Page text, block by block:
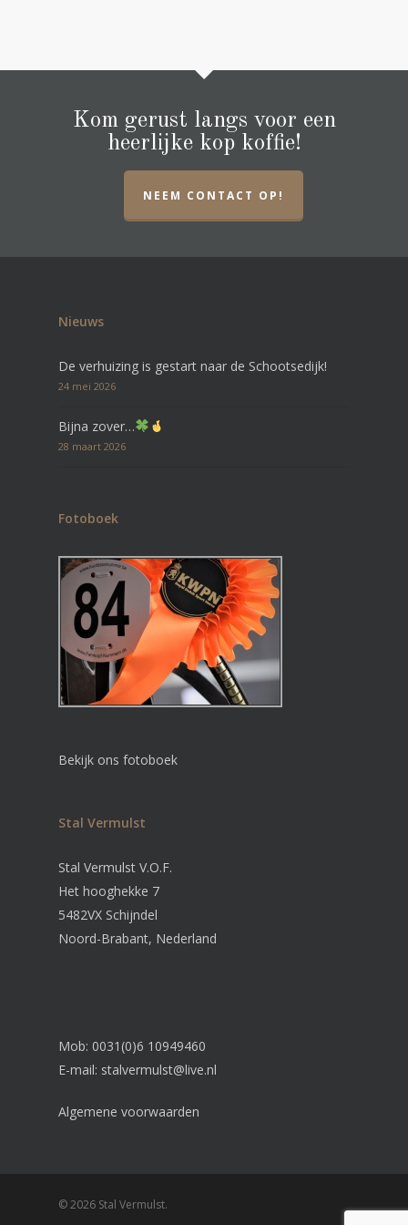
Kom gerust langs voor een
heerlijke kop koffie!
NEEM CONTACT OP!
Nieuws
De verhuizing is gestart naar de Schootsedijk!
24 mei 2026
Bijna zover…
28 maart 2026
Fotoboek
Bekijk ons fotoboek
Stal Vermulst
Stal Vermulst V.O.F.
Het hooghekke 7
5482VX Schijndel
Noord-Brabant, Nederland
Mob: 0031(0)6 10949460
E-mail: stalvermulst@live.nl
Algemene voorwaarden
© 2026 Stal Vermulst.